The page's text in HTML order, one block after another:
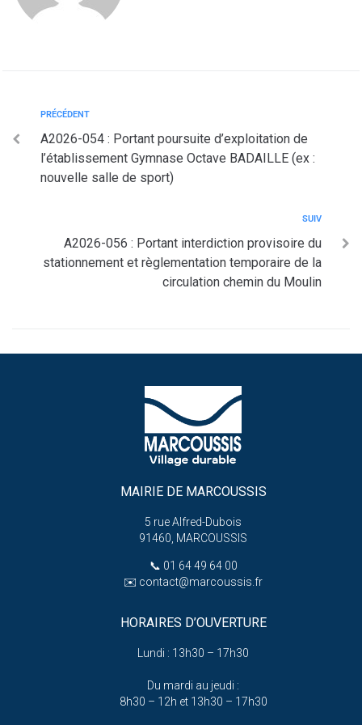
PRÉCÉDENT
A2026-054 : Portant poursuite d’exploitation de
l’établissement Gymnase Octave BADAILLE (ex :
nouvelle salle de sport)
SUIV
A2026-056 : Portant interdiction provisoire du
stationnement et règlementation temporaire de la
circulation chemin du Moulin
MAIRIE DE MARCOUSSIS
5 rue Alfred-Dubois
91460, MARCOUSSIS
📞 01 64 49 64 00
✉️ contact@marcoussis.fr
HORAIRES D’OUVERTURE
Lundi : 13h30 – 17h30
Du mardi au jeudi :
8h30 – 12h et 13h30 – 17h30